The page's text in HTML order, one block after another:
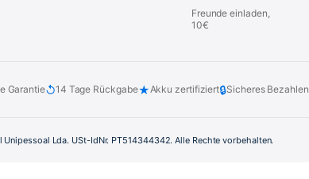
Freunde einladen,
10€
Garantie↺14 Tage Rückgabe★Akku zertifiziert🔒Sicheres Bezahlen
Unipessoal Lda. USt-IdNr. PT514344342. Alle Rechte vorbehalten.